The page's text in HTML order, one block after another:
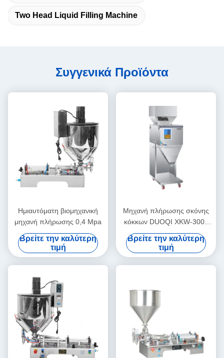
Two Head Liquid Filling Machine
Συγγενικά Προϊόντα
Ημιαυτόματη βιομηχανική
μηχανή πλήρωσης 0,4 Mpa
Βρείτε την καλύτερη
τιμή
Μηχανή πλήρωσης σκόνης
κόκκων DUOQI XKW-3000
Αυτοματοποιημένη για
κόκκους καφέ
Βρείτε την καλύτερη
τιμή